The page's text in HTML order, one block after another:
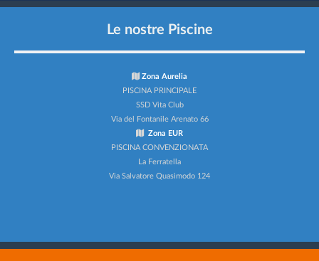
Le nostre Piscine
Zona Aurelia
PISCINA PRINCIPALE
SSD Vita Club
Via del Fontanile Arenato 66
Zona EUR
PISCINA CONVENZIONATA
La Ferratella
Via Salvatore Quasimodo 124